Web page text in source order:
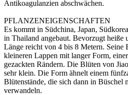
Antikoagulanzien abschwächen.
PFLANZENEIGENSCHAFTEN
Es kommt in Südchina, Japan,
in Thailand angebaut. Bevorzugt heiße
Länge reicht von 4 bis 8 Metern. Seine
kleineren Lappen mit langer Form,
gezackten Rändern. Die Blüten von
sehr klein. Die Form ähnelt einem
Blütenstände, die sich dann in Büschel
verwandeln.